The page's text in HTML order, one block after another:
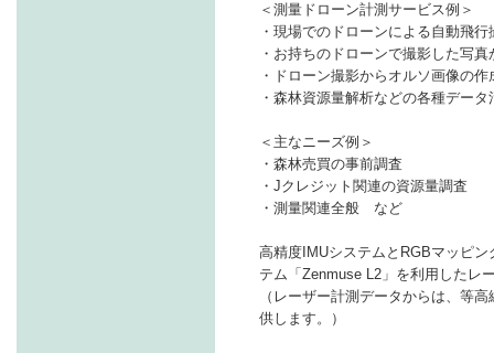
＜測量ドローン計測サービス例＞
・現場でのドローンによる自動飛行
・お持ちのドローンで撮影した写
・ドローン撮影からオルソ画像の
・森林資源量解析などの各種デー
＜主なニーズ例＞
・森林売買の事前調査
・Jクレジット関連の資源量調査
・測量関連全般 など
高精度IMUシステムとRGBマッピ
テム「Zenmuse L2」を利用したレ
（レーザー計測データからは、等
供します。）